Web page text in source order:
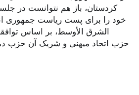
کردستان، باز هم نتوانست در
خود را برای پست ریاست جمهوری
الشرق الأوسط، بر اساس
حزب اتحاد میهنی و شریک آن حزب